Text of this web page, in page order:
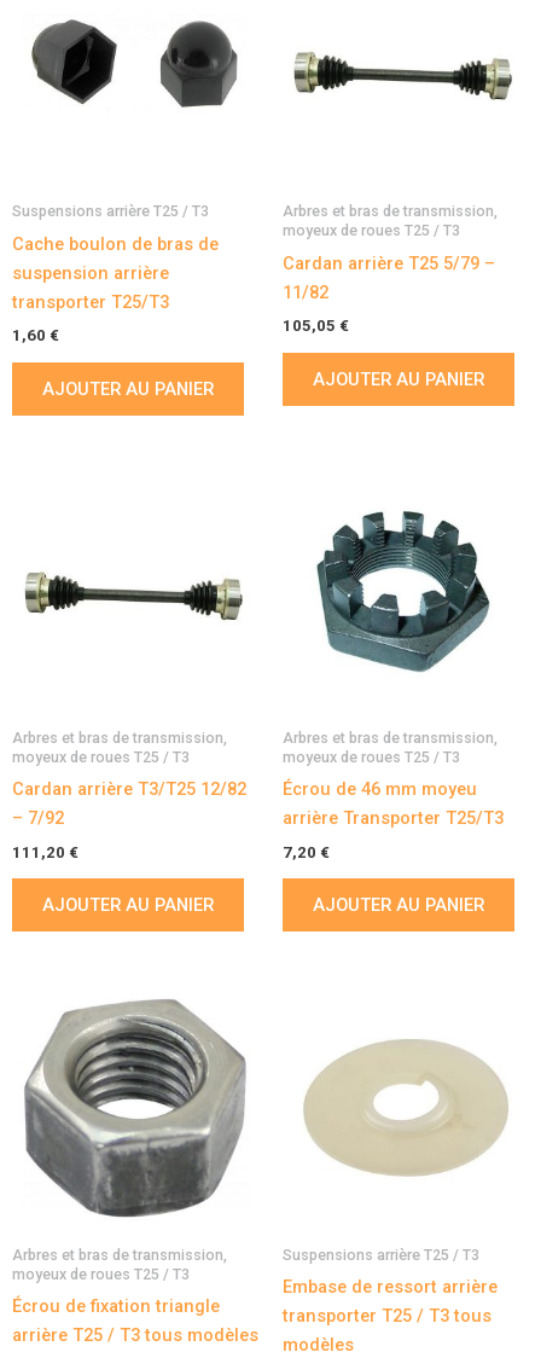
Suspensions arrière T25 / T3
Cache boulon de bras de
suspension arrière
transporter T25/T3
1,60 €
AJOUTER AU PANIER
Arbres et bras de transmission,
moyeux de roues T25 / T3
Cardan arrière T25 5/79 –
11/82
105,05 €
AJOUTER AU PANIER
Arbres et bras de transmission,
moyeux de roues T25 / T3
Cardan arrière T3/T25 12/82
– 7/92
111,20 €
AJOUTER AU PANIER
Arbres et bras de transmission,
moyeux de roues T25 / T3
Écrou de 46 mm moyeu
arrière Transporter T25/T3
7,20 €
AJOUTER AU PANIER
Arbres et bras de transmission,
moyeux de roues T25 / T3
Écrou de fixation triangle
arrière T25 / T3 tous modèles
Suspensions arrière T25 / T3
Embase de ressort arrière
transporter T25 / T3 tous
modèles